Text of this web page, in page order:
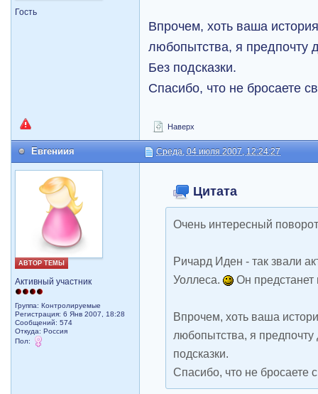
Гость
Впрочем, хоть ваша
любопытства, я предпочту
Без подсказки.
Спасибо, что не бросаете
Наверх
Евгениия Среда, 04 июля 2007, 12:24:27
АВТОР ТЕМЫ
Активный участник
Группа: Контролируемые
Регистрация: 6 Янв 2007, 18:28
Сообщений: 574
Откуда: Рoccия
Пол:
Цитата
Очень интересный
Ричард Иден - так звали
Уоллеса.
Он
Впрочем, хоть ваша
любопытства, я
подсказки.
Спасибо, что не бросаете